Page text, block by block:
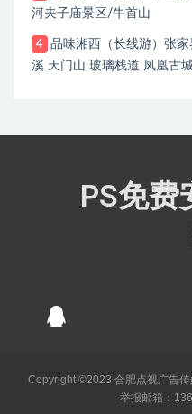
河夫子庙景区/牛首山
4
品味湘西（长线游）张
溪 天门山 玻璃栈道 凤凰古
PS免费
Copyright ©2023 合肥点视广告传
举报邮箱：